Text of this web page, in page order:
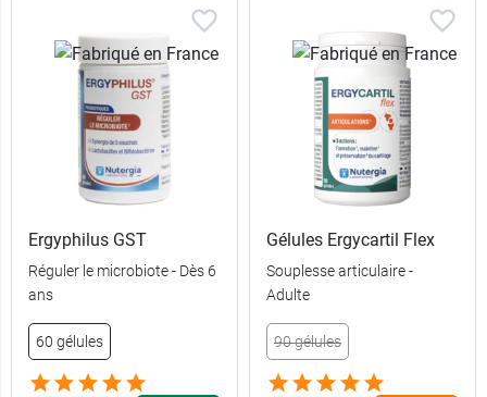
Ergyphilus GST
Réguler le microbiote - Dès 6
ans
60 gélules
Gélules Ergycartil Flex
Souplesse articulaire -
Adulte
90 gélules